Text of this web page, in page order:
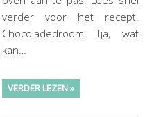
verder voor het recept.
Chocoladedroom Tja, wat
kan…
VERDER LEZEN »